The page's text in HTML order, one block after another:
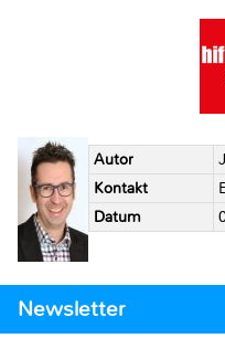
Autor
Kontakt
Datum
Newsletter